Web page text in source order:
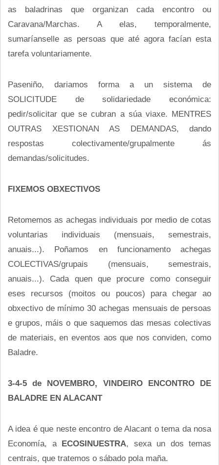
as baladrinas que organizan cada encontro ou
Caravana/Marchas. A elas, temporalmente,
sumaríanselle as persoas que até agora facían esta
tarefa voluntariamente.
Paseniño, dariamos forma a un sistema de
SOLICITUDE de solidariedade económica:
pedir/solicitar que se cubran a súa viaxe. MENTRES
OUTRAS XESTIONAN AS DEMANDAS, dando
respostas colectivamente/grupalmente ás
demandas/solicitudes.
FIXEMOS OBXECTIVOS
Retomemos as achegas individuais por medio de cotas
voluntarias individuais (mensuais, semestrais,
anuais...). Poñamos en funcionamento achegas
COLECTIVAS/grupais (mensuais, semestrais,
anuais...). Cada quen que procure como conseguir
eses recursos (moitos ou poucos) para chegar ao
obxectivo de mínimo 30 achegas mensuais de persoas
e grupos, máis o que saquemos das mesas colectivas
de materiais, en eventos aos que nos conviden, como
Baladre.
3-4-5 de NOVEMBRO, VINDEIRO ENCONTRO DE
BALADRE EN ALACANT
A idea é que neste encontro de Alacant o tema da nosa
Economía, a
ECOSINUESTRA, sexa un dos temas
centrais, que tratemos o sábado pola maña.